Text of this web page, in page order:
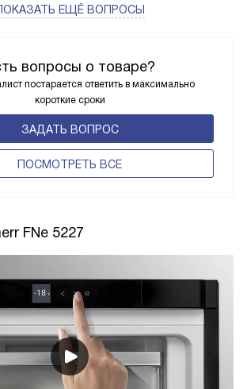
вопросы о товаре?
постарается ответить в максимально
короткие сроки
ЗАДАТЬ ВОПРОС
ПОCМОТРЕТЬ ВСЕ
ЕЩЁ ВОПРОСЫ
FNe 5227